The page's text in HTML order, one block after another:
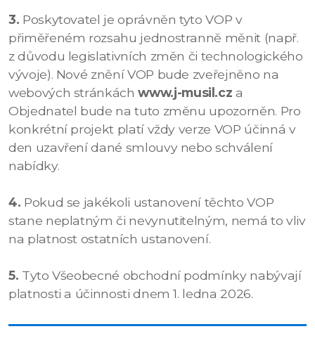
3. Poskytovatel je oprávněn tyto VOP v
přiměřeném rozsahu jednostranně měnit (např.
z důvodu legislativních změn či technologického
vývoje). Nové znění VOP bude zveřejněno na
webových stránkách www.j-musil.cz a
Objednatel bude na tuto změnu upozorněn. Pro
konkrétní projekt platí vždy verze VOP účinná v
den uzavření dané smlouvy nebo schválení
nabídky.
4. Pokud se jakékoli ustanovení těchto VOP
stane neplatným či nevynutitelným, nemá to vliv
na platnost ostatních ustanovení.
5. Tyto Všeobecné obchodní podmínky nabývají
platnosti a účinnosti dnem 1. ledna 2026.